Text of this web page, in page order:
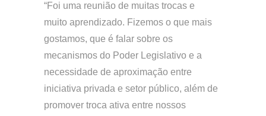
“Foi uma reunião de muitas trocas e
muito aprendizado. Fizemos o que mais
gostamos, que é falar sobre os
mecanismos do Poder Legislativo e a
necessidade de aproximação entre
iniciativa privada e setor público, além de
promover troca ativa entre nossos